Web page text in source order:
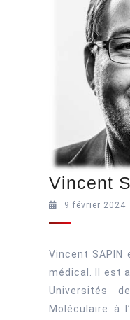
Vincent
9 février 20249
Vincent SAPIN
médical. Il est
Universités
Moléculaire à